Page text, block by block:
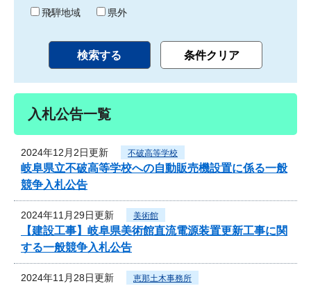
飛騨地域
県外
入札公告一覧
2024年12月2日更新 不破高等学校
岐阜県立不破高等学校への自動販売機設置に係る一般
競争入札公告
2024年11月29日更新 美術館
【建設工事】岐阜県美術館直流電源装置更新工事に関
する一般競争入札公告
2024年11月28日更新 恵那土木事務所